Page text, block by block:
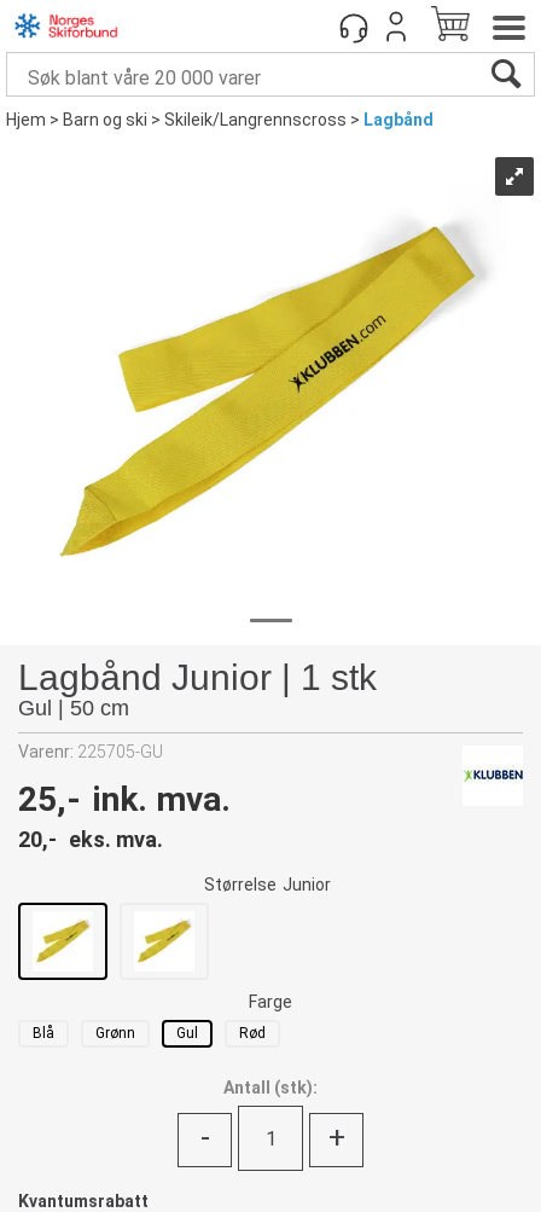
Hjem>Barn og ski>Skileik/Langrennscross> Lagbånd
Lagbånd Junior | 1 stk
Gul | 50 cm
Varenr: 225705-GU
25,- ink. mva.
20,- eks. mva.
Størrelse Junior
Farge
Blå Grønn Gul Rød
Antall (stk):
- +
Kvantumsrabatt